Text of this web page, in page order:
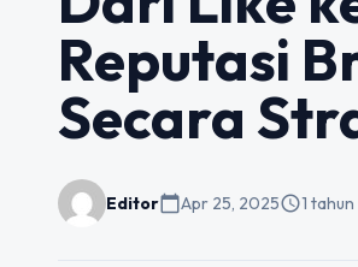
Reputasi
Secara
Editorcalendar_todayApr 25, 2025schedule1 tahun